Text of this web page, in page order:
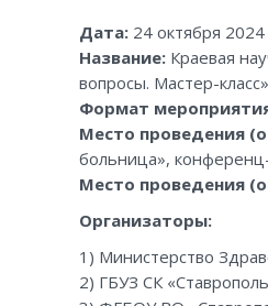
Дата: 24 октября 2024
Название: Краевая
вопросы. Мастер-класс»
Формат
Место проведения
больница»,
Место проведения
Организаторы:
1) Министерство
2) ГБУЗ СК